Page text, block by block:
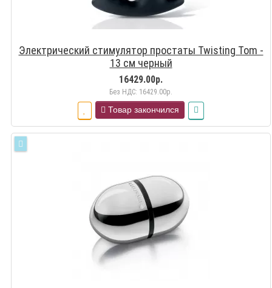
Электрический стимулятор простаты Twisting Tom -
13 см черный
16429.00р.
Без НДС: 16429.00р.
Товар закончился